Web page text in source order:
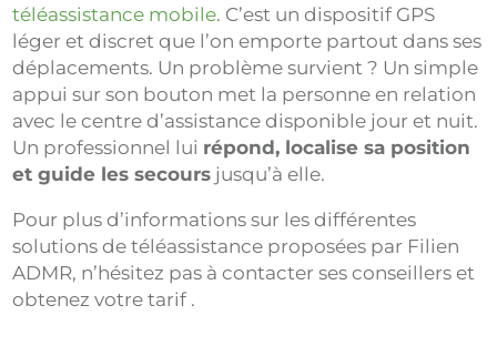
téléassistance mobile. C’est un dispositif GPS
léger et discret que l’on emporte partout dans ses
déplacements. Un problème survient ? Un simple
appui sur son bouton met la personne en relation
avec le centre d’assistance disponible jour et nuit.
Un professionnel lui répond, localise sa position
et guide les secours jusqu’à elle.
Pour plus d’informations sur les différentes
solutions de téléassistance proposées par Filien
ADMR, n’hésitez pas à contacter ses conseillers et
obtenez votre tarif .